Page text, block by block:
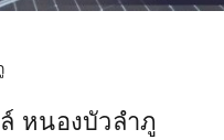
หนองบัวลำภู